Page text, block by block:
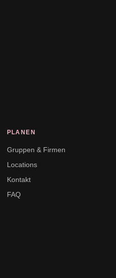
PLANEN
Gruppen & Firmen
Locations
Kontakt
FAQ